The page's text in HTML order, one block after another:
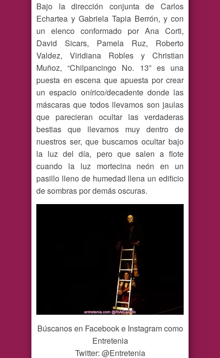
Bajo la dirección conjunta de Carlos
Echartea y Gabriela Tapia Berrón, y con
un elenco conformado por Ana Corti,
David Sicars, Pamela Ruz, Roberto
Valdez, Viridiana Robles y Christian
Muñoz, “Chilpancingo No. 13” es una
puesta en escena que apuesta por crear
un espacio onírico/decadente donde las
máscaras que todos llevamos son jaulas
que parecieran ocultar las verdaderas
bestias que llevamos muy dentro de
nuestros ser, que buscamos ocultar bajo
la luz del día, pero que salen a flote
cuando la luz mortecina neón en un
pasillo lleno de humedad llena un edificio
de sombras por demás oscuras.
Búscanos en Facebook e Instagram como
Entretenia
Twitter: @Entretenia